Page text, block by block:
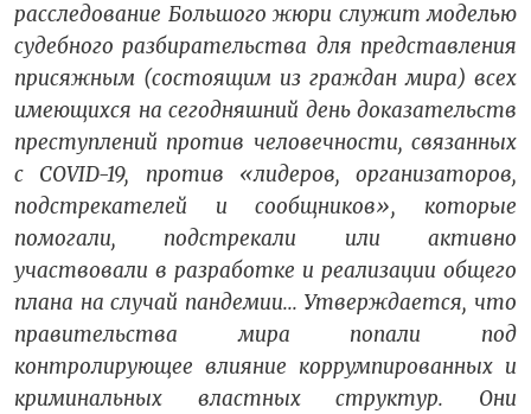
расследование Большого жюри служит моделью
судебного разбирательства для представления
присяжным (состоящим из граждан мира) всех
имеющихся на сегодняшний день доказательств
преступлений против человечности, связанных
с COVID-19, против «лидеров, организаторов,
подстрекателей и сообщников», которые
помогали, подстрекали или активно
участвовали в разработке и реализации общего
плана на случай пандемии... Утверждается, что
правительства мира попали под
контролирующее влияние коррумпированных и
криминальных властных структур. Они